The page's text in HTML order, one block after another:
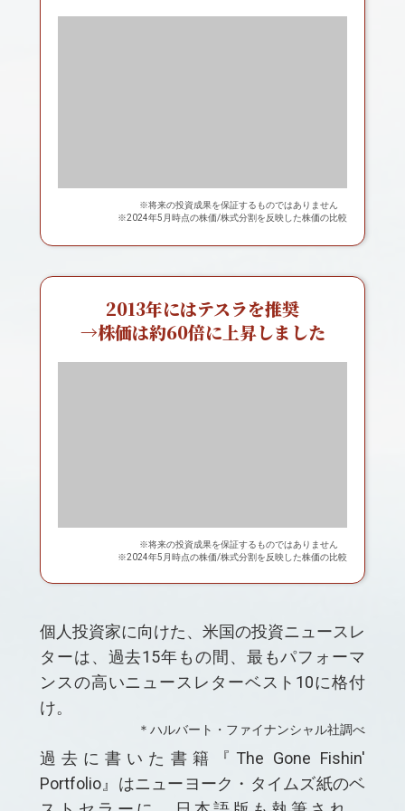
※将来の投資成果を保証するものではありません
※2024年5月時点の株価/株式分割を反映した株価の比較
2013年にはテスラを推奨
→株価は約60倍に上昇しました
※将来の投資成果を保証するものではありません
※2024年5月時点の株価/株式分割を反映した株価の比較
個人投資家に向けた、米国の投資ニュースレ
ターは、過去15年もの間、最もパフォーマ
ンスの高いニュースレターベスト10に格付
け。
過去に書いた書籍『The Gone Fishin'
Portfolio』はニューヨーク・タイムズ紙のベ
＊ハルバート・ファイナンシャル社調べ